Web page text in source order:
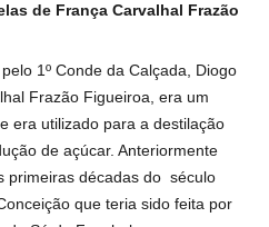
de França Carvalhal Frazão
1º Conde da Calçada, Diogo
Frazão Figueiroa, era um
era utilizado para a destilação
de açúcar. Anteriormente
primeiras décadas do século
que teria sido feita por